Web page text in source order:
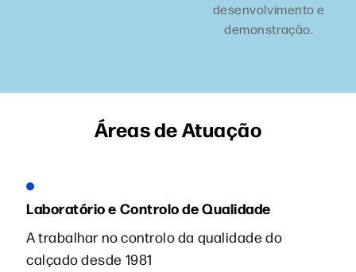
desenvolvimento e
demonstração.
Áreas de Atuação
Laboratório e Controlo de Qualidade
A trabalhar no controlo da qualidade do
calçado desde 1981